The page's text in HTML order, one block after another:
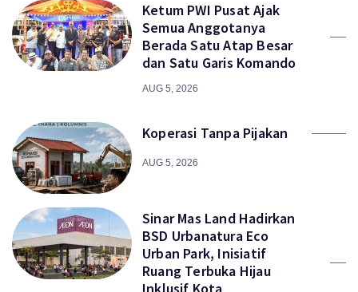
Ketum PWI Pusat Ajak
Semua Anggotanya
Berada Satu Atap Besar
dan Satu Garis Komando
AUG 5, 2026
Koperasi Tanpa Pijakan
AUG 5, 2026
Sinar Mas Land Hadirkan
BSD Urbanatura Eco
Urban Park, Inisiatif
Ruang Terbuka Hijau